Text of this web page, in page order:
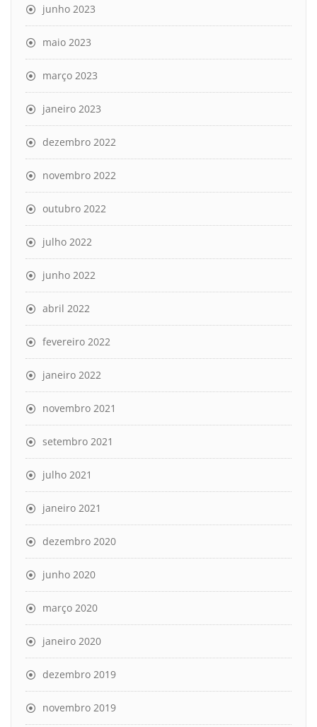
junho 2023
maio 2023
março 2023
janeiro 2023
dezembro 2022
novembro 2022
outubro 2022
julho 2022
junho 2022
abril 2022
fevereiro 2022
janeiro 2022
novembro 2021
setembro 2021
julho 2021
janeiro 2021
dezembro 2020
junho 2020
março 2020
janeiro 2020
dezembro 2019
novembro 2019